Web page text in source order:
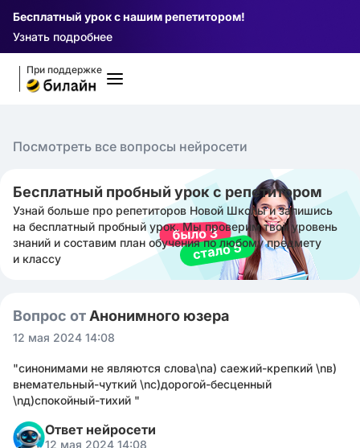
Бесплатный урок с нашим репетитором!
Узнать подробнее
При поддержке
Посмотреть все вопросы нейросети
Бесплатный пробный урок с репетитором
Узнай больше про репетиторов Новой Школы и запишись
на бесплатный пробный урок. Мы проверим твой уровень
знаний и составим план обучения по любому предмету
и классу
Вопрос от Анонимного юзера
12 мая 2024 14:08
"синонимами не являются слова\nа) саежий-крепкий \nв)
внемательный-чуткий \nс)дорогой-бесценный
\nд)спокойный-тихий "
Ответ нейросети
12 мая 2024 14:08